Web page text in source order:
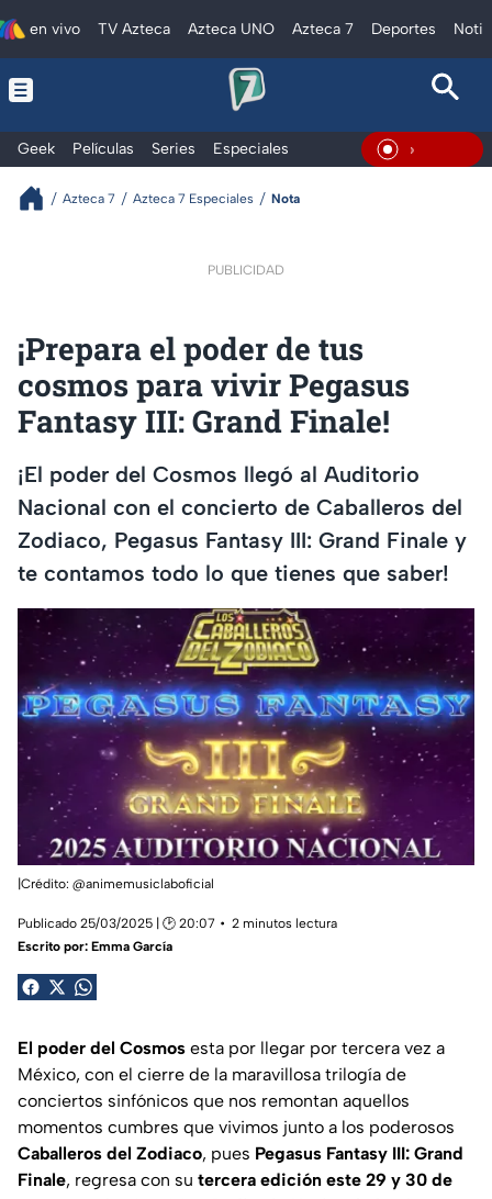
en vivo TV Azteca Azteca UNO Azteca 7 Deportes
Geek Películas Series Especiales En Vivo
Azteca 7 Azteca 7 Especiales Nota
PUBLICIDAD
¡Prepara el poder de tus
cosmos para vivir Pegasus
Fantasy III: Grand Finale!
¡El poder del Cosmos llegó al Auditorio
Nacional con el concierto de Caballeros del
Zodiaco, Pegasus Fantasy III: Grand Finale y
te contamos todo lo que tienes que saber!
|Crédito: @animemusiclaboficial
Publicado 25/03/2025 | 🕑 20:07
2 minutos lectura
Escrito por: Emma García
El poder del Cosmos esta por llegar por tercera vez a
México, con el cierre de la maravillosa trilogía de
conciertos sinfónicos que nos remontan aquellos
momentos cumbres que vivimos junto a los poderosos
Caballeros del Zodiaco, pues Pegasus Fantasy III: Grand
Finale, regresa con su tercera edición este 29 y 30 de